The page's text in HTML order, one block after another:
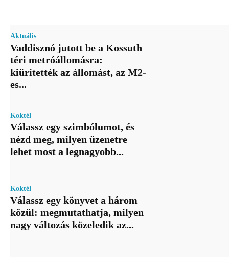
Aktuális
Vaddisznó jutott be a Kossuth
téri metróállomásra:
kiürítették az állomást, az M2-
es...
Koktél
Válassz egy szimbólumot, és
nézd meg, milyen üzenetre
lehet most a legnagyobb...
Koktél
Válassz egy könyvet a három
közül: megmutathatja, milyen
nagy változás közeledik az...